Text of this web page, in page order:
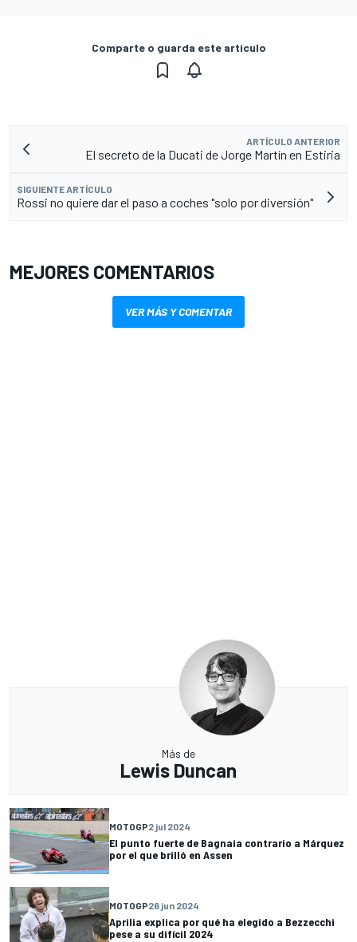
Comparte o guarda este artículo
ARTÍCULO ANTERIOR
El secreto de la Ducati de Jorge Martín en Estiria
SIGUIENTE ARTÍCULO
Rossi no quiere dar el paso a coches "solo por diversión"
MEJORES COMENTARIOS
VER MÁS Y COMENTAR
Más de
Lewis Duncan
MOTOGP2 jul 2024
El punto fuerte de Bagnaia contrario a Márquez
por el que brilló en Assen
MOTOGP26 jun 2024
Aprilia explica por qué ha elegido a Bezzecchi
pese a su difícil 2024